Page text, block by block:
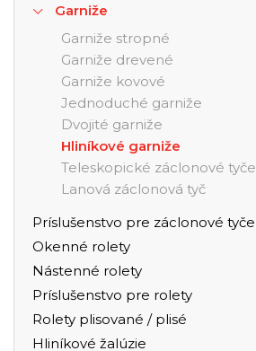
Garniže
Garniže stropné
Garniže drevené
Garniže kovové
Jednoduché garniže
Dvojité garniže
Hliníkové garniže
Teleskopické záclonové tyče
Lanová záclonová tyč
Príslušenstvo pre záclonové tyče
Okenné rolety
Nástenné rolety
Príslušenstvo pre rolety
Rolety plisované / plisé
Hliníkové žalúzie